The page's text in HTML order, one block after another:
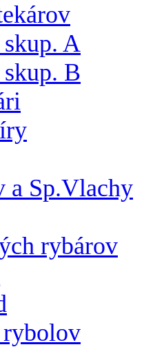
A
B
a Sp.Vlachy
rybárov
rybolov